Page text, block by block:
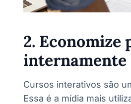
2. Economize
Cursos interativos são
Essa é a mídia mais